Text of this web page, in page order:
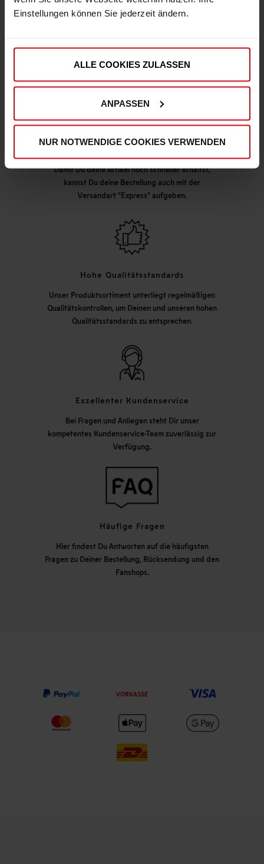
Einstellungen können Sie jederzeit ändern.
ALLE COOKIES ZULASSEN
ANPASSEN
NUR NOTWENDIGE COOKIES VERWENDEN
Damit Du deine Artikel noch schneller erhältst,
kannst Du deine Bestellung auch mit der
Versandart "Express" aufgeben.
Hohe Qualitätsstandards
Unser Produktsortiment unterliegt regelmäßigen
Qualitätskontrollen, um Deinen und unseren hohen
Qualitätsstandards zu entsprechen.
Exzellenter Kundenservice
Bei Fragen und Anliegen steht Dir unser
kompetentes Kundenservice-Team zuverlässig zur
Verfügung.
Häufige Fragen
Hier findest Du Antworten auf die häufigsten
Fragen zu Deiner Bestellung, Rücksendung und den
Fanshops.
VORKASSE